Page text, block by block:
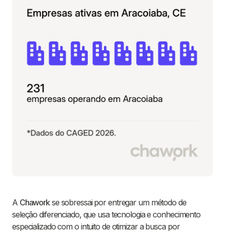
A Chaworkse sobressai por entregar um método de
seleção diferenciado, que usa tecnologia e conhecimento
especializado com o intuito de otimizar a busca por